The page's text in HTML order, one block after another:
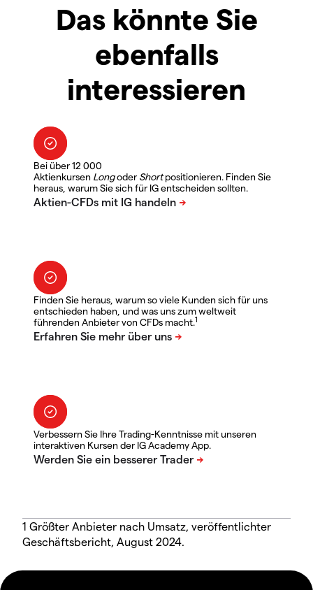
Das könnte Sie
ebenfalls
interessieren
Bei über 12 000
Aktienkursen LongoderShortpositionieren. Finden Sie
heraus, warum Sie sich für IG entscheiden sollten.
Finden Sie heraus, warum so viele Kunden sich für uns
entschieden haben, und was uns zum weltweit
führenden Anbieter von CFDs macht.1
Verbessern Sie Ihre Trading-Kenntnisse mit unseren
interaktiven Kursen der IG Academy App.
1 Größter Anbieter nach Umsatz, veröffentlichter
Geschäftsbericht, August 2024.